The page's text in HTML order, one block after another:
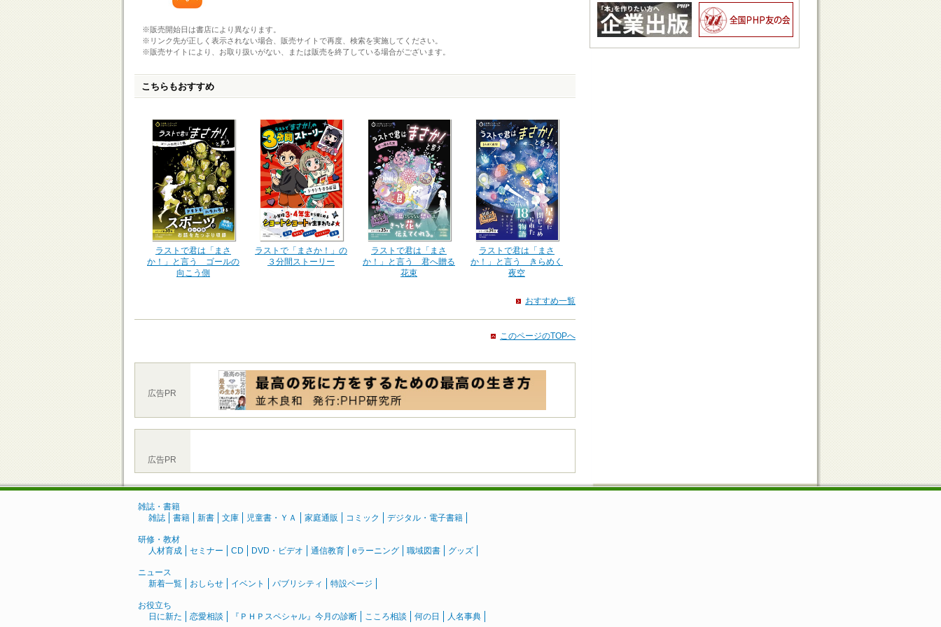
※販売開始日は書店により異なります。
※リンク先が正しく表示されない場合、販売サイトで再度、検索を実施してください。
※販売サイトにより、お取り扱いがない、または販売を終了している場合がございます。
こちらもおすすめ
ラストで君は「まさ
か！」と言う ゴールの
向こう側
ラストで「まさか！」の
３分間ストーリー
ラストで君は「まさ
か！」と言う 君へ贈る
花束
ラストで君は「まさ
か！」と言う きらめく
夜空
おすすめ一覧
このページのTOPへ
広告PR
広告PR
雑誌・書籍
雑誌
書籍 新書 文庫 児童書・ＹＡ 家庭通販 コミック デジタル・電子書籍
研修・教材
人材育成
セミナー CD DVD・ビデオ 通信教育 eラーニング 職域図書 グッズ
ニュース
新着一覧
おしらせ イベント パブリシティ 特設ページ
お役立ち
日に新た
恋愛相談 『ＰＨＰスペシャル』今月の診断 こころ相談 何の日 人名事典